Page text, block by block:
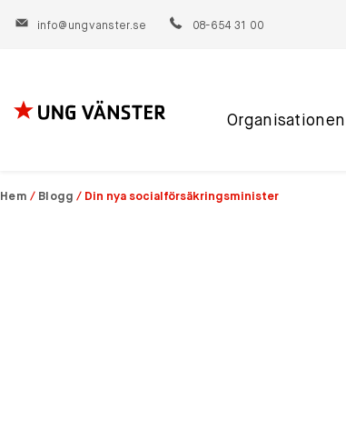
info@ungvanster.se 08-654 31 00
Hoppa
Organisationen
Hem / Blogg / Din nya socialförsäkringsminister